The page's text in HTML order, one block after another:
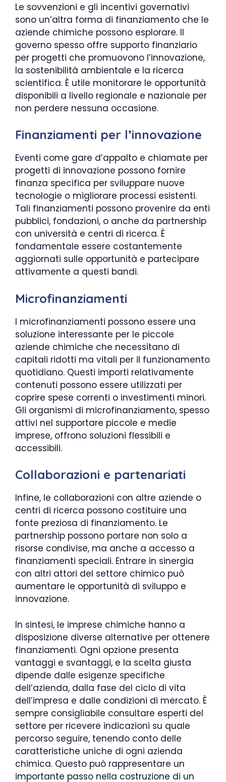
Le sovvenzioni e gli incentivi governativi
sono un’altra forma di finanziamento che le
aziende chimiche possono esplorare. Il
governo spesso offre supporto finanziario
per progetti che promuovono l’innovazione,
la sostenibilità ambientale e la ricerca
scientifica. È utile monitorare le opportunità
disponibili a livello regionale e nazionale per
non perdere nessuna occasione.
Finanziamenti per l’innovazione
Eventi come gare d’appalto e chiamate per
progetti di innovazione possono fornire
finanza specifica per sviluppare nuove
tecnologie o migliorare processi esistenti.
Tali finanziamenti possono provenire da enti
pubblici, fondazioni, o anche da partnership
con università e centri di ricerca. È
fondamentale essere costantemente
aggiornati sulle opportunità e partecipare
attivamente a questi bandi.
Microfinanziamenti
I microfinanziamenti possono essere una
soluzione interessante per le piccole
aziende chimiche che necessitano di
capitali ridotti ma vitali per il funzionamento
quotidiano. Questi importi relativamente
contenuti possono essere utilizzati per
coprire spese correnti o investimenti minori.
Gli organismi di microfinanziamento, spesso
attivi nel supportare piccole e medie
imprese, offrono soluzioni flessibili e
accessibili.
Collaborazioni e partenariati
Infine, le collaborazioni con altre aziende o
centri di ricerca possono costituire una
fonte preziosa di finanziamento. Le
partnership possono portare non solo a
risorse condivise, ma anche a accesso a
finanziamenti speciali. Entrare in sinergia
con altri attori del settore chimico può
aumentare le opportunità di sviluppo e
innovazione.
In sintesi, le imprese chimiche hanno a
disposizione diverse alternative per ottenere
finanziamenti. Ogni opzione presenta
vantaggi e svantaggi, e la scelta giusta
dipende dalle esigenze specifiche
dell’azienda, dalla fase del ciclo di vita
dell’impresa e dalle condizioni di mercato. È
sempre consigliabile consultare esperti del
settore per ricevere indicazioni su quale
percorso seguire, tenendo conto delle
caratteristiche uniche di ogni azienda
chimica. Questo può rappresentare un
importante passo nella costruzione di un